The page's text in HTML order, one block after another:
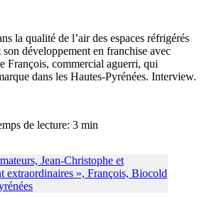
la qualité de l’air des espaces réfrigérés
développement en franchise avec
François, commercial aguerri, qui
dans les Hautes-Pyrénées. Interview.
de lecture: 3 min